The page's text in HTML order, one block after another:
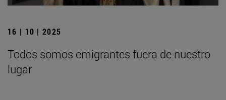
16 | 10 | 2025
Todos somos emigrantes fuera de nuestro
lugar